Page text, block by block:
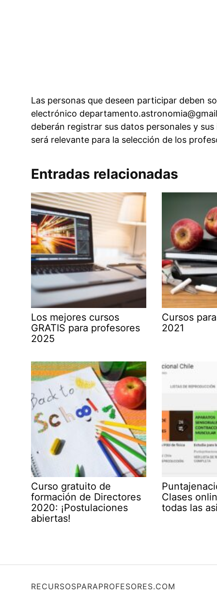
Las personas que deseen participar deben
electrónico
deberán registrar sus datos personales y
será relevante para la selección de los
Entradas relacionadas
Los mejores cursos
GRATIS para profesores
2025
Cursos
2021
Curso gratuito de
formación de Directores
2020: ¡Postulaciones
abiertas!
Clases
todas las
RECURSOSPARAPROFESORES.COM